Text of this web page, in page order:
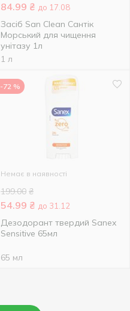
84.99 ₴ до 17.08
Засіб San Clean Сантік
Морський для чищення
унітазу 1л
1 л
-72 %
Немає в наявності
199.00 ₴
54.99 ₴ до 31.12
Дезодорант твердий Sanex
Sensitive 65мл
65 мл